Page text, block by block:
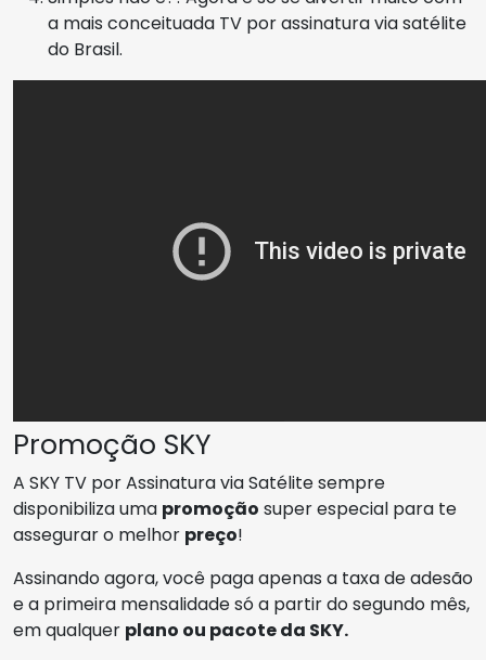
a mais conceituada TV por assinatura via satélite
do Brasil.
Promoção SKY
A SKY TV por Assinatura via Satélite sempre
disponibiliza uma promoção super especial para te
assegurar o melhor preço!
Assinando agora, você paga apenas a taxa de adesão
e a primeira mensalidade só a partir do segundo mês,
em qualquer plano ou pacote da SKY.